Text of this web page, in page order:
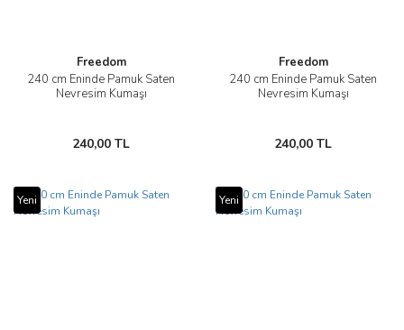
Freedom
240 cm Eninde Pamuk Saten
Nevresim Kumaşı
240,00 TL
Freedom
240 cm Eninde Pamuk Saten
Nevresim Kumaşı
240,00 TL
Yeni Yeni